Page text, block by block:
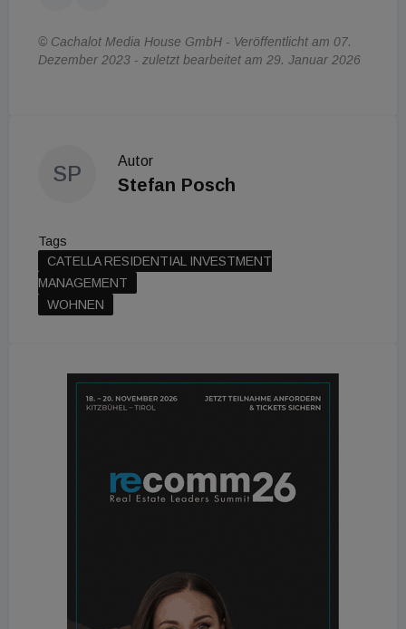
© Cachalot Media House GmbH - Veröffentlicht am 07.
Dezember 2023 - zuletzt bearbeitet am 29. Januar 2026
SP
Autor
Stefan Posch
Tags
CATELLA RESIDENTIAL INVESTMENT
MANAGEMENT
WOHNEN